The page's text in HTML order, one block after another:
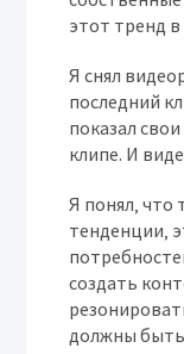
этот тренд
Я снял
последний
показал
клипе. И
Я понял‚
тенденции‚
создать
должны быть